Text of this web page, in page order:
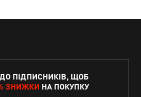
ПІДПИСНИКІВ, ЩОБ
ЗНИЖКИ НА ПОКУПКУ